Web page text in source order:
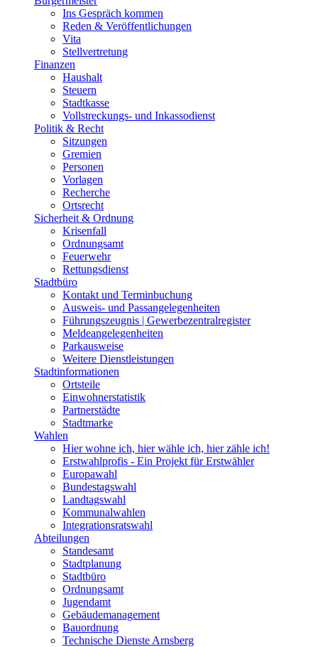
Ins Gespräch kommen
Reden & Veröffentlichungen
Vita
Stellvertretung
Finanzen
Haushalt
Steuern
Stadtkasse
Vollstreckungs- und Inkassodienst
Politik & Recht
Sitzungen
Gremien
Personen
Vorlagen
Recherche
Ortsrecht
Sicherheit & Ordnung
Krisenfall
Ordnungsamt
Feuerwehr
Rettungsdienst
Stadtbüro
Kontakt und Terminbuchung
Ausweis- und Passangelegenheiten
Führungszeugnis | Gewerbezentralregister
Meldeangelegenheiten
Parkausweise
Weitere Dienstleistungen
Stadtinformationen
Ortsteile
Einwohnerstatistik
Partnerstädte
Stadtmarke
Wahlen
Hier wohne ich, hier wähle ich, hier zähle ich!
Erstwahlprofis - Ein Projekt für Erstwähler
Europawahl
Bundestagswahl
Landtagswahl
Kommunalwahlen
Integrationsratswahl
Abteilungen
Standesamt
Stadtplanung
Stadtbüro
Ordnungsamt
Jugendamt
Gebäudemanagement
Bauordnung
Technische Dienste Arnsberg